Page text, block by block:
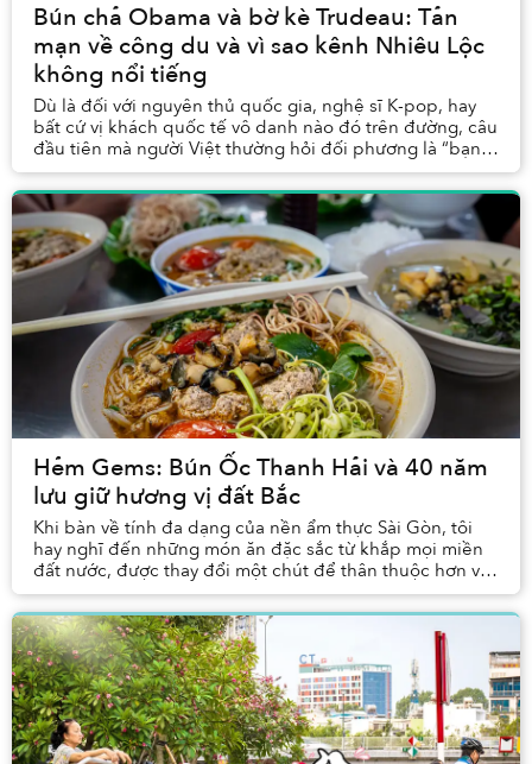
Bún chả Obama và bờ kè Trudeau: Tản
mạn về công du và vì sao kênh Nhiêu Lộc
không nổi tiếng
Dù là đối với nguyên thủ quốc gia, nghệ sĩ K-pop, hay
bất cứ vị khách quốc tế vô danh nào đó trên đường, câu
đầu tiên mà người Việt thường hỏi đối phương là “bạn
thích món ăn Việt nào nhất?” Đủ thấy r...
Hẻm Gems: Bún Ốc Thanh Hải và 40 năm
lưu giữ hương vị đất Bắc
Khi bàn về tính đa dạng của nền ẩm thực Sài Gòn, tôi
hay nghĩ đến những món ăn đặc sắc từ khắp mọi miền
đất nước, được thay đổi một chút để thân thuộc hơn với
khẩu vị của người thành phố. Nhưng với qu...